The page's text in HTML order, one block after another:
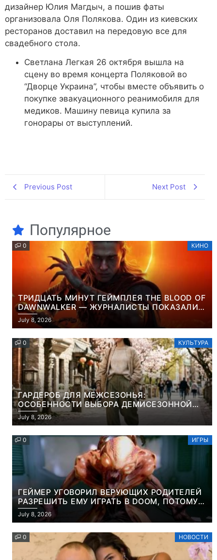
дизайнер Юлия Магдыч, а пошив фаты
организовала Оля Полякова. Один из киевских
ресторанов доставил на передовую все для
свадебного стола.
Светлана Легкая 26 октября вышла на
сцену во время концерта Поляковой во
“Дворце Украина”, чтобы вместе объявить о
покупке эвакуационного реанимобиля для
медиков. Машину певица купила за
гонорары от выступлений.
Previous Post Next Post
Популярное
0 КИНО
ТРИДЦАТЬ МИНУТ ГЕЙМПЛЕЯ THE BLOOD OF
DAWNWALKER — ЖУРНАЛИСТЫ ПОКАЗАЛИ
НАЧАЛО НОВОЙ ИГРЫ ОТ ВЕТЕРАНОВ CD
PROJEKT RED
July 8, 2026
0 КУЛЬТУРА
ГАРДЕРОБ ДЛЯ МЕЖСЕЗОНЬЯ:
ОСОБЕННОСТИ ВЫБОРА ДЕМИСЕЗОННОЙ
ПАРКИ И ЭЛЕГАНТНОГО ЖЕНСКОГО ПЛАЩА
July 8, 2026
0 ИГРЫ
ГЕЙМЕР УГОВОРИЛ ВЕРУЮЩИХ РОДИТЕЛЕЙ
РАЗРЕШИТЬ ЕМУ ИГРАТЬ В DOOM, ПОТОМУ
ЧТО ЭТО ХРИСТИАНСКАЯ ИГРА ПРО
УБИЙСТВО ДЕМОНОВ
July 8, 2026
0 НОВОСТИ